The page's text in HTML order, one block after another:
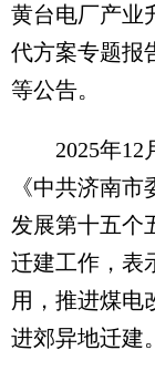
黄台电厂产业
代方案专题报
等公告。
2025年12月
《中共济南
发展第十五个
迁建工作，表
用，推进煤电
进郊异地迁建